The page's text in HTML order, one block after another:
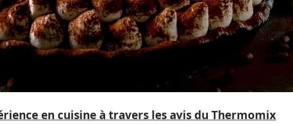
en cuisine à travers les avis du Thermomix